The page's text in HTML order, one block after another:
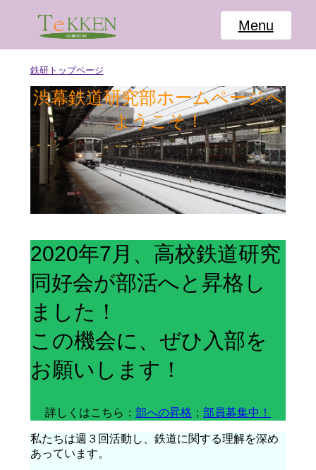
鉄研トップページ
渋幕鉄道研究部ホームページへ
ようこそ！
2020年7月、高校鉄道研究
同好会が部活へと昇格し
ました！
この機会に、ぜひ入部を
お願いします！
詳しくはこちら： 部への昇格 ； 部員募集中！
私たちは週３回活動し、鉄道に関する理解を深め
あっています。